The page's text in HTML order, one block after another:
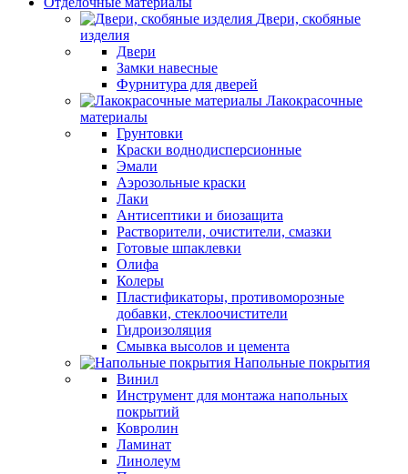
Двери, скобяные
изделия
Двери
Замки навесные
Фурнитура для дверей
Лакокрасочные
материалы
Грунтовки
Краски воднодисперсионные
Эмали
Аэрозольные краски
Лаки
Антисептики и биозащита
Растворители, очистители, смазки
Готовые шпаклевки
Олифа
Колеры
Пластификаторы, противоморозные
добавки, стеклоочистители
Гидроизоляция
Смывка высолов и цемента
Напольные покрытия
Винил
Инструмент для монтажа напольных
покрытий
Ковролин
Ламинат
Линолеум